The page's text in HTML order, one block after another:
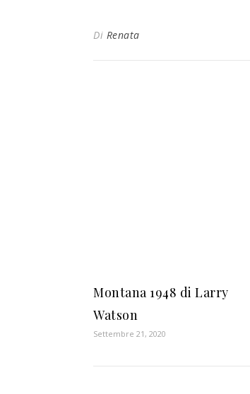
Di Renata
Montana 1948 di Larry
Watson
Settembre 21, 2020